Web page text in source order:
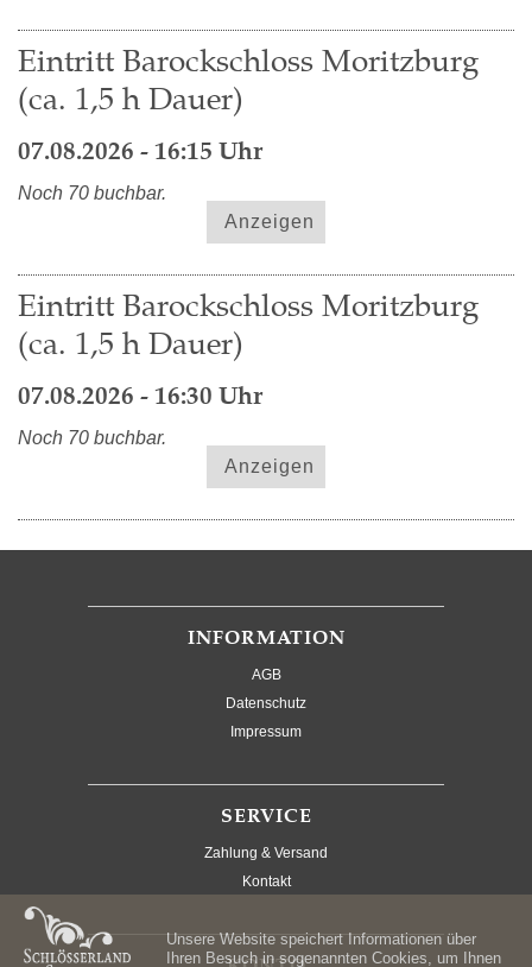
Eintritt Barockschloss Moritzburg
(ca. 1,5 h Dauer)
07.08.2026 - 16:15 Uhr
Noch 70 buchbar.
Anzeigen
Eintritt Barockschloss Moritzburg
(ca. 1,5 h Dauer)
07.08.2026 - 16:30 Uhr
Noch 70 buchbar.
Anzeigen
INFORMATION
AGB
Datenschutz
Impressum
SERVICE
Zahlung & Versand
Kontakt
Unsere Website speichert Informationen über
Ihren Besuch in sogenannten Cookies, um Ihnen